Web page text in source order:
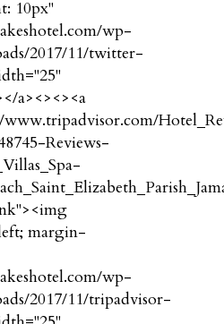
10px"
wp-
2017/11/twitter-
a><><><a
Reviews-
margin-
wp-
2017/11/tripadvisor-